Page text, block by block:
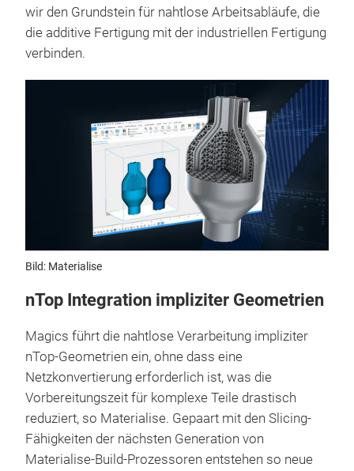
wir den Grundstein für nahtlose Arbeitsabläufe, die
die additive Fertigung mit der industriellen Fertigung
verbinden.
Bild: Materialise
nTop Integration impliziter Geometrien
Magics führt die nahtlose Verarbeitung impliziter
nTop-Geometrien ein, ohne dass eine
Netzkonvertierung erforderlich ist, was die
Vorbereitungszeit für komplexe Teile drastisch
reduziert, so Materialise. Gepaart mit den Slicing-
Fähigkeiten der nächsten Generation von
Materialise-Build-Prozessoren entstehen so neue